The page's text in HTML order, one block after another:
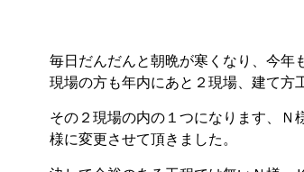
毎日だんだんと朝晩が寒くなり、今年
現場の方も年内にあと２現場、建て方
その２現場の内の１つになります、Ｎ
様に変更させて頂きました。